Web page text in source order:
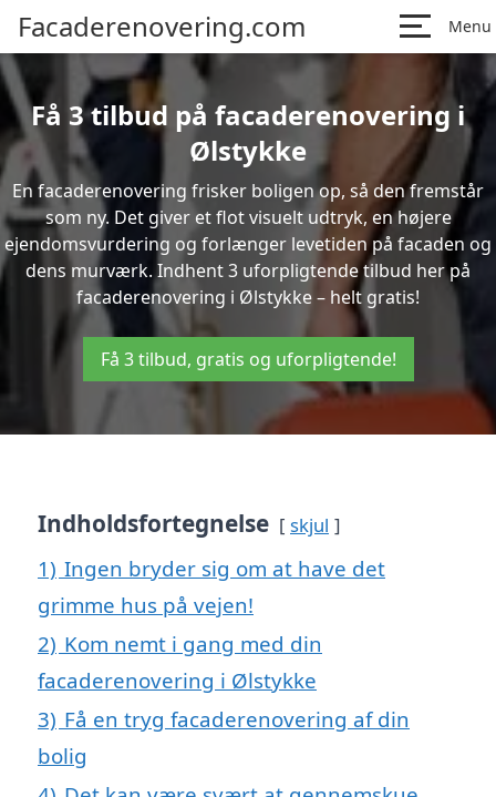
Facaderenovering.com Menu
Få 3 tilbud på facaderenovering i
Ølstykke
En facaderenovering frisker boligen op, så den fremstår
som ny. Det giver et flot visuelt udtryk, en højere
ejendomsvurdering og forlænger levetiden på facaden og
dens murværk. Indhent 3 uforpligtende tilbud her på
facaderenovering i Ølstykke – helt gratis!
Få 3 tilbud, gratis og uforpligtende!
Indholdsfortegnelse skjul
1) Ingen bryder sig om at have det
grimme hus på vejen!
2) Kom nemt i gang med din
facaderenovering i Ølstykke
3) Få en tryg facaderenovering af din
bolig